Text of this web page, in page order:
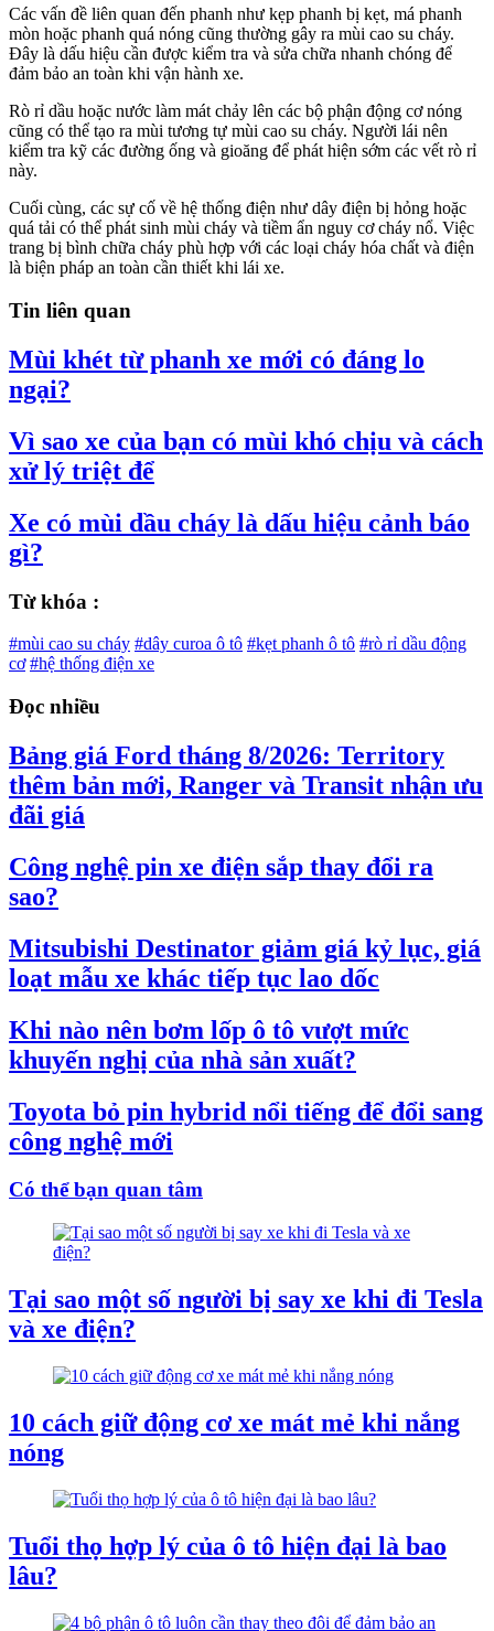
Các vấn đề liên quan đến phanh như kẹp phanh bị kẹt, má phanh
mòn hoặc phanh quá nóng cũng thường gây ra mùi cao su cháy.
Đây là dấu hiệu cần được kiểm tra và sửa chữa nhanh chóng để
đảm bảo an toàn khi vận hành xe.
Rò rỉ dầu hoặc nước làm mát chảy lên các bộ phận động cơ nóng
cũng có thể tạo ra mùi tương tự mùi cao su cháy. Người lái nên
kiểm tra kỹ các đường ống và gioăng để phát hiện sớm các vết rò rỉ
này.
Cuối cùng, các sự cố về hệ thống điện như dây điện bị hỏng hoặc
quá tải có thể phát sinh mùi cháy và tiềm ẩn nguy cơ cháy nổ. Việc
trang bị bình chữa cháy phù hợp với các loại cháy hóa chất và điện
là biện pháp an toàn cần thiết khi lái xe.
Tin liên quan
Mùi khét từ phanh xe mới có đáng lo
ngại?
Vì sao xe của bạn có mùi khó chịu và cách
xử lý triệt để
Xe có mùi dầu cháy là dấu hiệu cảnh báo
gì?
Từ khóa :
#mùi cao su cháy #dây curoa ô tô #kẹt phanh ô tô #rò rỉ dầu động
cơ #hệ thống điện xe
Đọc nhiều
Bảng giá Ford tháng 8/2026: Territory
thêm bản mới, Ranger và Transit nhận ưu
đãi giá
Công nghệ pin xe điện sắp thay đổi ra
sao?
Mitsubishi Destinator giảm giá kỷ lục, giá
loạt mẫu xe khác tiếp tục lao dốc
Khi nào nên bơm lốp ô tô vượt mức
khuyến nghị của nhà sản xuất?
Toyota bỏ pin hybrid nổi tiếng để đổi sang
công nghệ mới
Có thể bạn quan tâm
Tại sao một số người bị say xe khi đi Tesla
và xe điện?
10 cách giữ động cơ xe mát mẻ khi nắng
nóng
Tuổi thọ hợp lý của ô tô hiện đại là bao
lâu?